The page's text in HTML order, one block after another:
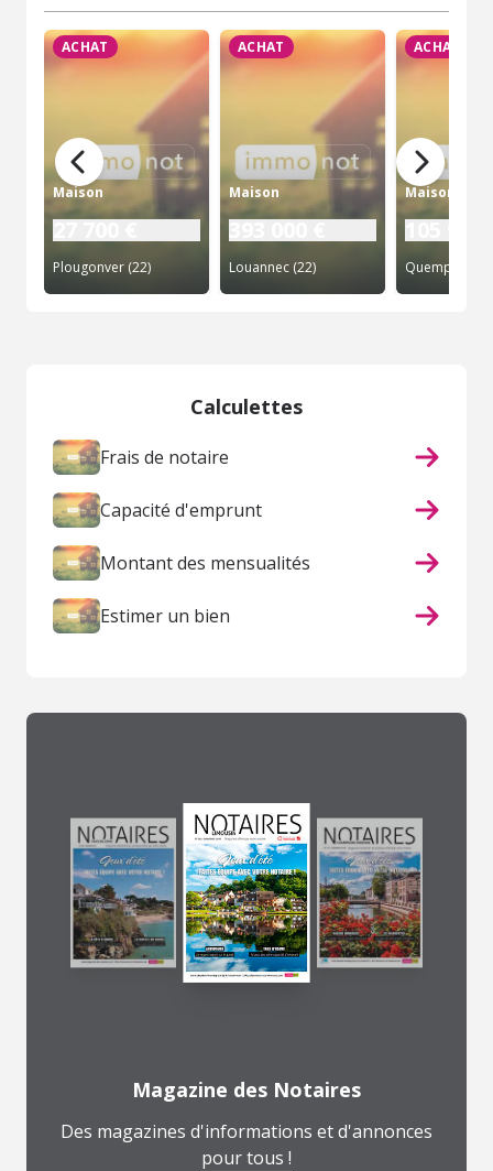
ACHAT
Maison
27 700 €
Plougonver (22)
ACHAT
Maison
393 000 €
Louannec (22)
ACHAT
Maison
105 970
Calculettes
Frais de notaire
Capacité d'emprunt
Montant des mensualités
Estimer un bien
Magazine des Notaires
Des magazines d'informations et d'annonces
pour tous !